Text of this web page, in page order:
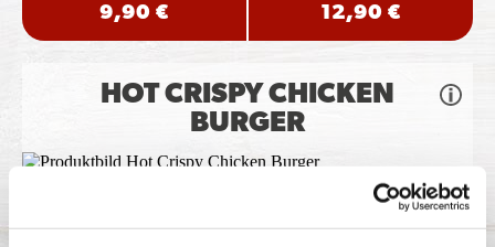
9,90 € 12,90 €
HOT CRISPY CHICKEN
BURGER
Soft Bun, Crispy Chicken (135g), Tomaten, Lollo Bionda
Salat, Jalapeños, Chili...mehr